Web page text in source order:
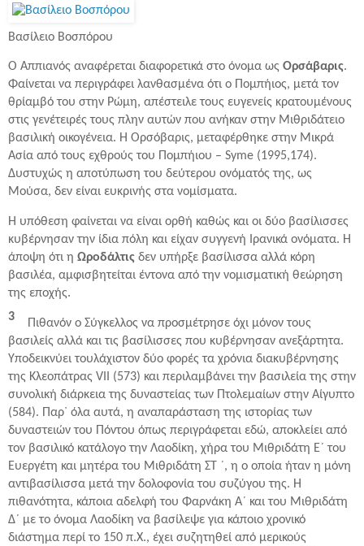
Βασίλειο Βοσπόρου
Ο Αππιανός αναφέρεται διαφορετικά στο όνομα ως Ορσάβαρις.
Φαίνεται να περιγράφει λανθασμένα ότι ο Πομπήιος, μετά τον
θρίαμβό του στην Ρώμη, απέστειλε τους ευγενείς κρατουμένους
στις γενέτειρές τους πλην αυτών που ανήκαν στην Μιθριδάτειο
βασιλική οικογένεια. Η Ορσόβαρις, μεταφέρθηκε στην Μικρά
Ασία από τους εχθρούς του Πομπήιου – Syme (1995,174).
Δυστυχώς η αποτύπωση του δεύτερου ονόματός της, ως
Μούσα, δεν είναι ευκρινής στα νομίσματα.
Η υπόθεση φαίνεται να είναι ορθή καθώς και οι δύο βασίλισσες
κυβέρνησαν την ίδια πόλη και είχαν συγγενή Ιρανικά ονόματα. Η
άποψη ότι η Ωροδάλτις δεν υπήρξε βασίλισσα αλλά κόρη
βασιλέα, αμφισβητείται έντονα από την νομισματική θεώρηση
της εποχής.
3 Πιθανόν ο Σύγκελλος να προσμέτρησε όχι μόνον τους
βασιλείς αλλά και τις βασίλισσες που κυβέρνησαν ανεξάρτητα.
Υποδεικνύει τουλάχιστον δύο φορές τα χρόνια διακυβέρνησης
της Κλεοπάτρας VII (573) και περιλαμβάνει την βασιλεία της στην
συνολική διάρκεια της δυναστείας των Πτολεμαίων στην Αίγυπτο
(584). Παρ᾽ όλα αυτά, η αναπαράσταση της ιστορίας των
δυναστειών του Πόντου όπως περιγράφεται εδώ, αποκλείει από
τον βασιλικό κατάλογο την Λαοδίκη, χήρα του Μιθριδάτη Ε´ του
Ευεργέτη και μητέρα του Μιθριδάτη ΣΤ ´, η ο οποία ήταν η μόνη
αντιβασίλισσα μετά την δολοφονία του συζύγου της. Η
πιθανότητα, κάποια αδελφή του Φαρνάκη Α´ και του Μιθριδάτη
Δ´ με το όνομα Λαοδίκη να βασίλεψε για κάποιο χρονικό
διάστημα περί το 150 π.Χ., έχει συζητηθεί από μερικούς